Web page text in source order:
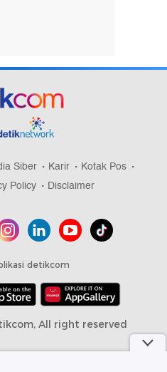
Siber Karir
Kotak Pos
Policy Disclaimer
detikcom
All right reserved